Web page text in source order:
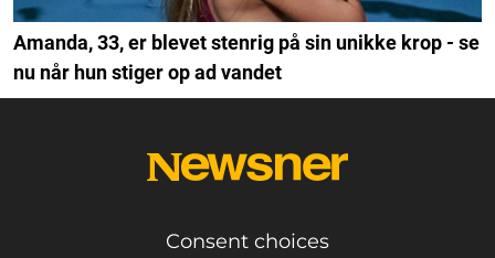
Amanda, 33, er blevet stenrig på sin unikke krop - se
nu når hun stiger op ad vandet
Consent choices